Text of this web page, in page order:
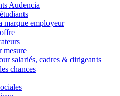
Audencia
marque employeur
mesure
salariés, cadres & dirigeants
chances